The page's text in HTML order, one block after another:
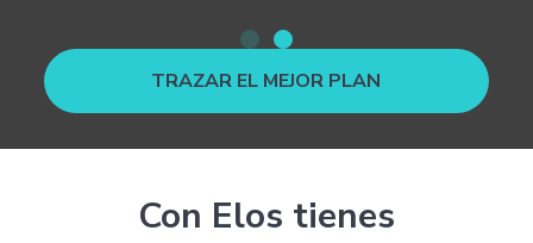
TRAZAR EL MEJOR PLAN
Con Elos tienes